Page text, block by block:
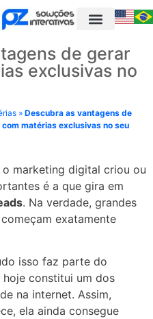
de gerar
exclusivas no
» Descubra as vantagens de
matérias exclusivas no seu
marketing digital criou ou
é a que gira em
. Na verdade, grandes
exatamente
isso faz parte do
constitui um dos
na internet. Assim,
ela ainda consegue